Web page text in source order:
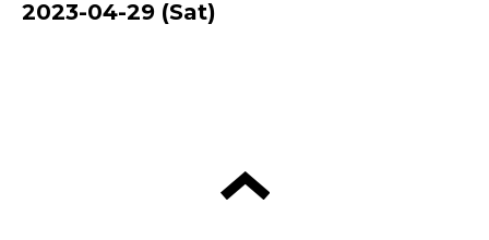
2023-04-29 (Sat)